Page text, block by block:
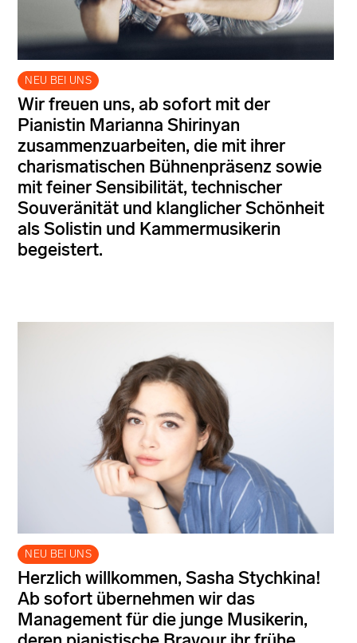
NEU BEI UNS
Wir freuen uns, ab sofort mit der
Pianistin Marianna Shirinyan
zusammenzuarbeiten, die mit ihrer
charismatischen Bühnenpräsenz sowie
mit feiner Sensibilität, technischer
Souveränität und klanglicher Schönheit
als Solistin und Kammermusikerin
begeistert.
NEU BEI UNS
Herzlich willkommen, Sasha Stychkina!
Ab sofort übernehmen wir das
Management für die junge Musikerin,